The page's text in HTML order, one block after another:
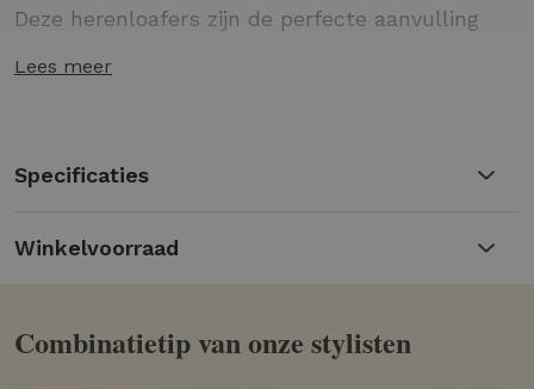
Deze herenloafers zijn de perfecte aanvulling
casual elegantie uit.
dagen in Nederland.
Exclusief design van MALELIONS: een must-
Verwen jezelf vandaag nog met deze tijdloze
Lees meer
Specificaties
Winkelvoorraad
Combinatietip van onze stylisten